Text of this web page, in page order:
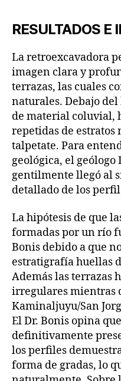
RESULTADOS E
La retroexcavadora
imagen clara y
terrazas, las cuales
naturales. Debajo
de material coluvial,
repetidas de estratos
talpetate. Para
geológica, el geólogo
gentilmente llegó al
detallado de los
La hipótesis de que
formadas por un río
Bonis debido a que
estratigrafía huellas
Además las terrazas
irregulares mientras
Kaminaljuyu/San
El Dr. Bonis opina
definitivamente
los perfiles
forma de gradas, lo